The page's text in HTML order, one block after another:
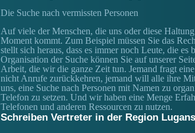
Die Suche nach vermissten Personen
Auf viele der Menschen, die uns oder diese
Moment kommt. Zum Beispiel müssen Sie das
stellt sich heraus, dass es immer noch Leute, die
Organisation der Suche können Sie auf unserer
Arbeit, die wir die ganze Zeit tun. Jemand fragt
nicht Anrufe zurückkehren, jemand will alle ihre
uns, eine Suche nach Personen mit Namen zu
Telefon zu setzen. Und wir haben eine Menge
Telefonen und anderen Ressourcen zu nutzen.
Schreiben Vertreter in der Region